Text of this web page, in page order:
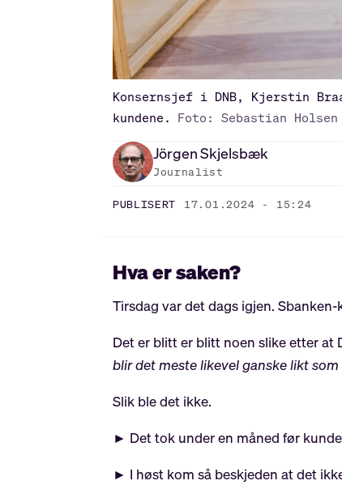
Konsernsjef i DNB, Kjerstin
kundene. Foto: Sebastian Holsen
JörgenSkjelsbæk
Journalist
PUBLISERT 17.01.2024 - 15:24
Hva er saken?
Tirsdag var det dags igjen.
Det er blitt er blitt noen slike etter at
blir det meste likevel ganske likt som
Slik ble det ikke.
► Det tok under en måned før
► I høst kom så beskjeden at det